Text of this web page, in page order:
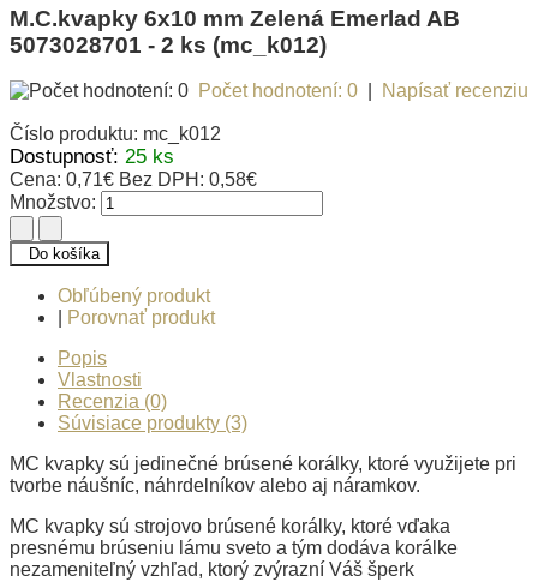
M.C.kvapky 6x10 mm Zelená Emerlad AB
5073028701 - 2 ks (mc_k012)
Počet hodnotení: 0 Napísať recenziu
Číslo produktu: mc_k012
Dostupnosť: 25 ks
Cena: 0,71€ Bez DPH: 0,58€
Množstvo:
Do košíka
Obľúbený produkt
Porovnať produkt
Popis
Vlastnosti
Recenzia (0)
Súvisiace produkty (3)
MC kvapky sú jedinečné brúsené korálky, ktoré využijete pri
tvorbe náušníc, náhrdelníkov alebo aj náramkov.
MC kvapky sú strojovo brúsené korálky, ktoré vďaka
presnému brúseniu lámu sveto a tým dodáva korálke
nezameniteľný vzhľad, ktorý zvýrazní Váš šperk